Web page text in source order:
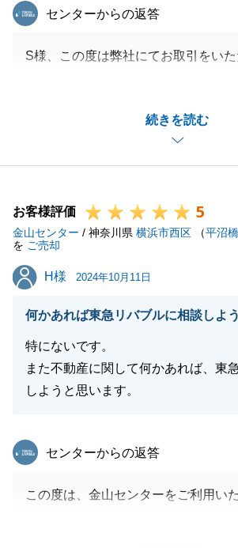
続きを読む
東急リバブル
センターからの返答
S様、この度は弊社にてお取引をい
またお力になれる機会がございまし
ださいませ。
お客様評価 5
金山センター / 神奈川県 横浜市西区 （平沼
を ご売却
H様
H様 2024年10月11日
何かあれば東急リバブルに相談しよ
特にないです。
また不動産に関して何かあれば、東
しようと思います。
東急リバブル
センターからの返答
この度は、金山センターをご利用い